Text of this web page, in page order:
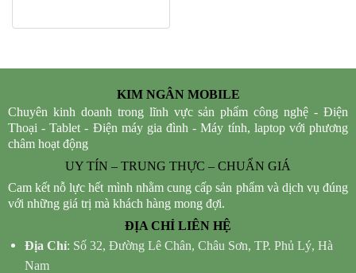
KIM NGÂN MOBILE
Chuyên kinh doanh trong lĩnh vực sản phẩm công nghệ - Điện
Thoại - Tablet - Điện máy gia đình - Máy tính, laptop với phương
châm hoạt động
UY TÍN – TRUNG THỰC – CHUẨN GIÁ
Cam kết nỗ lực hết mình nhằm cung cấp sản phẩm và dịch vụ đúng
với những giá trị mà khách hàng mong đợi.
ĐỊA CHỈ LIÊN HỆ
Địa Chỉ: Số 32, Đường Lê Chân, Châu Sơn, TP. Phủ Lý, Hà
Nam